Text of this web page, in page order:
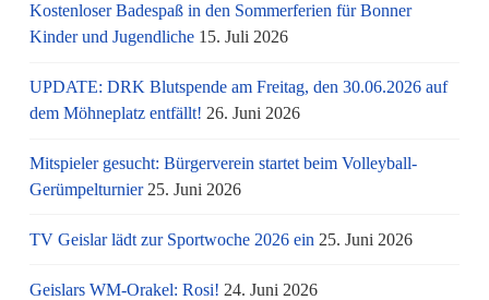
Kostenloser Badespaß in den Sommerferien für Bonner
Kinder und Jugendliche 15. Juli 2026
UPDATE: DRK Blutspende am Freitag, den 30.06.2026 auf
dem Möhneplatz entfällt! 26. Juni 2026
Mitspieler gesucht: Bürgerverein startet beim Volleyball-
Gerümpelturnier 25. Juni 2026
TV Geislar lädt zur Sportwoche 2026 ein 25. Juni 2026
Geislars WM-Orakel: Rosi! 24. Juni 2026